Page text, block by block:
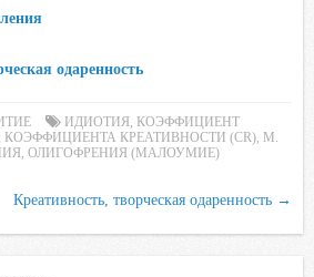
n
k
i
одаренность
ИДИОТИЯ
КОЭФФИЦИЕНТ
КОЭФФИЦИЕНТА КРЕАТИВНОСТИ (СR)
М.
ОЛИГОФРЕНИЯ (МАЛОУМИЕ)
Креативность, творческая одаренность →